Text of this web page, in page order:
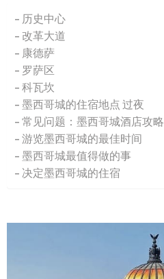
历史中心
改革大道
康德萨
罗萨区
科瓦坎
墨西哥城的住宿地点 过夜
常见问题：墨西哥城酒店攻略
游览墨西哥城的最佳时间
墨西哥城最值得做的事
决定墨西哥城的住宿